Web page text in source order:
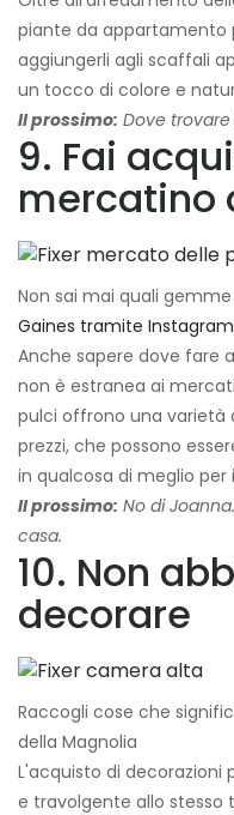
piante da appartamento
aggiungerli agli scaffali
un tocco di colore e
Il prossimo: Dove
9. Fai
mercatino
Non sai mai quali
Gaines tramite Instagram
Anche sapere dove fare
non è estranea ai
pulci offrono una varietà
prezzi, che possono
in qualcosa di meglio per
Il prossimo: No di
casa.
10. Non
decorare
Raccogli cose che
della Magnolia
L'acquisto di decorazioni
e travolgente allo stesso